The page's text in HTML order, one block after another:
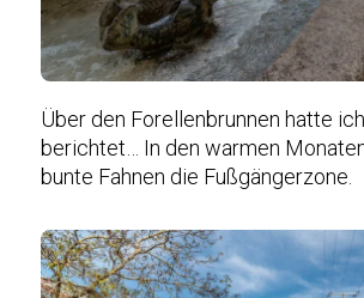
Über den Forellenbrunnen hatte
berichtet… In den warmen
bunte Fahnen die Fußgängerzone.